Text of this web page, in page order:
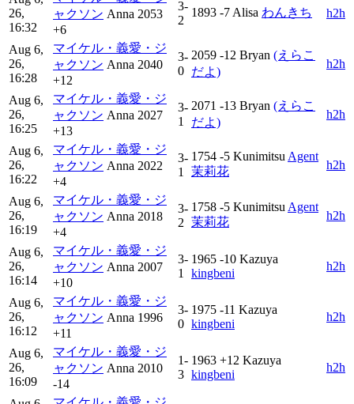
26,
16:32
ャクソン Anna 2053
+6
3-
2
1893 -7 Alisa わんきち h2h
Aug 6,
26,
16:28
マイケル・義愛・ジ
ャクソン Anna 2040
+12
3-
0
2059 -12 Bryan (えらこ
だよ)
h2h
Aug 6,
26,
16:25
マイケル・義愛・ジ
ャクソン Anna 2027
+13
3-
1
2071 -13 Bryan (えらこ
だよ)
h2h
Aug 6,
26,
16:22
マイケル・義愛・ジ
ャクソン Anna 2022
+4
3-
1
1754 -5 Kunimitsu Agent
茉莉花
h2h
Aug 6,
26,
16:19
マイケル・義愛・ジ
ャクソン Anna 2018
+4
3-
2
1758 -5 Kunimitsu Agent
茉莉花
h2h
Aug 6,
26,
16:14
マイケル・義愛・ジ
ャクソン Anna 2007
+10
3-
1
1965 -10 Kazuya
kingbeni
h2h
Aug 6,
26,
16:12
マイケル・義愛・ジ
ャクソン Anna 1996
+11
3-
0
1975 -11 Kazuya
kingbeni
h2h
Aug 6,
26,
16:09
マイケル・義愛・ジ
ャクソン Anna 2010
-14
1-
3
1963 +12 Kazuya
kingbeni
h2h